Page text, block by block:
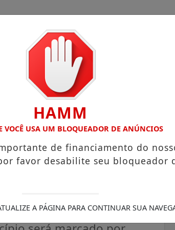
AO MUNICÍPIO RECEITA FEDERAL
à população
HAMM
VOCÊ USA UM BLOQUEADOR DE ANÚNCIOS
de financiamento do
favor desabilite seu bloqueador
A PÁGINA PARA CONTINUAR SUA